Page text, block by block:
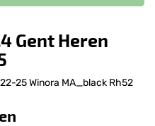
Gent Heren
25 Winora MA_black Rh52